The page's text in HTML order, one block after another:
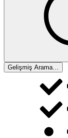
Gelişmiş Arama…